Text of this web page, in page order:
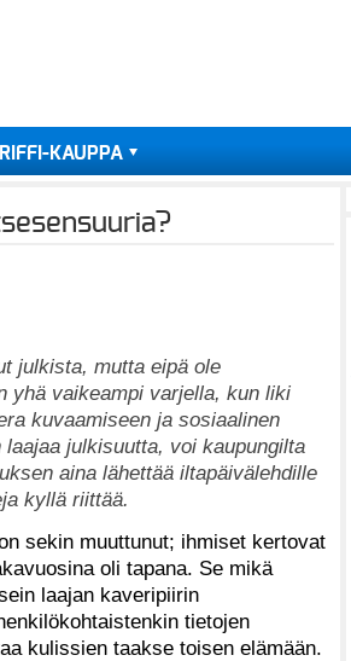
RIFFI-KAUPPA
julkista, mutta eipä ole
yhä vaikeampi varjella, kun liki
kuvaamiseen ja sosiaalinen
julkisuutta, voi kaupungilta
aina lähettää iltapäivälehdille
kyllä riittää.
sekin muuttunut; ihmiset kertovat
oli tapana. Se mikä
laajan kaveripiirin
tietojen
kulissien taakse toisen elämään.